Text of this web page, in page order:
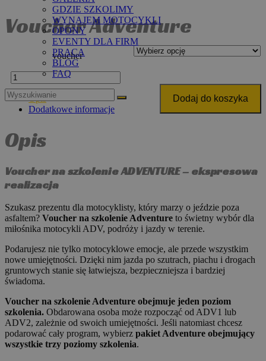
GDZIE SZKOLIMY
WYNAJEM MOTOCYKLI
OPONY
EVENTY DLA FIRM
PRACA
BLOG
FAQ
Voucher Adventure
voucher
ilość
Voucher
Adventure
Dodaj do koszyka
Opis
Dodatkowe informacje
Opis
Voucher na szkolenie ADVENTURE – ekspresowa
realizacja
Szukasz prezentu dla motocyklisty, który marzy o jeździe poza
asfaltem? Voucher na szkolenie Adventure to świetny wybór dla
miłośnika motocykli ADV, podróży i jazdy w terenie.
Podarujesz nie tylko motocyklowe emocje, ale przede wszystkim
nowe umiejętności. Dzięki nim jazda po szutrach, piachu i drogach
gruntowych stanie się łatwiejsza, bezpieczniejsza i bardziej
świadoma.
Voucher na szkolenie Adventure obejmuje jeden poziom
szkolenia. Obdarowana osoba może rozpocząć od ADV1 lub
ADV2, zależnie od swoich umiejętności. Jeśli natomiast chcesz
podarować cały program, wybierz pakiet Adventure obejmujący
wszystkie trzy poziomy szkolenia.